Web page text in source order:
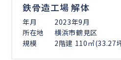
鉄骨造工場 解体
年月
2023年9月
所在地
横浜市鶴見区
規模
2階建 110㎡(33.27